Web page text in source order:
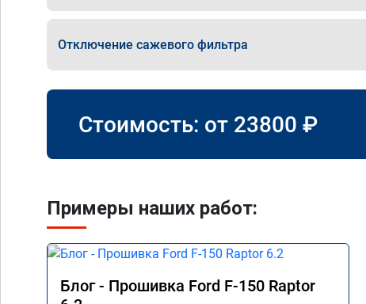
Отключение сажевого фильтра
Стоимость: от 23800 ₽
Примеры наших работ:
Блог - Прошивка Ford F-150 Raptor